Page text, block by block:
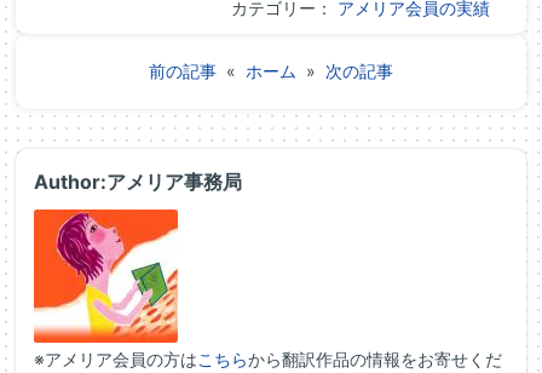
カテゴリー： アメリア会員の実績
前の記事 « ホーム » 次の記事
Author:アメリア事務局
※アメリア会員の方はこちらから翻訳作品の情報をお寄せくだ